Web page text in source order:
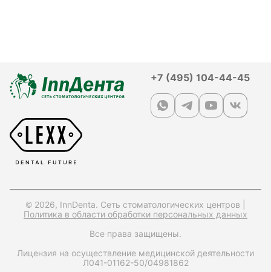
+7 (495) 104-44-45
© 2026, InnDenta. Сеть стоматологических центров |
Политика в области обработки персональных данных
Все права защищены.
Лицензия на осуществление медицинской деятельности
Л041-01162-50/04981862